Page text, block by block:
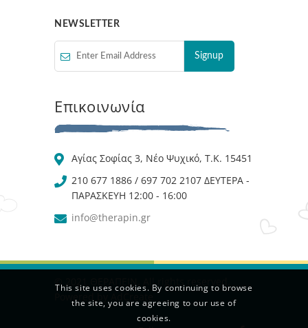
NEWSLETTER
Επικοινωνία
Αγίας Σοφίας 3, Νέο Ψυχικό, Τ.Κ. 15451
210 677 1886 / 697 702 2107 ΔΕΥΤΕΡΑ -
ΠΑΡΑΣΚΕΥΗ 12:00 - 16:00
info@therapin.gr
This site uses cookies. By continuing to browse
the site, you are agreeing to our use of
cookies.